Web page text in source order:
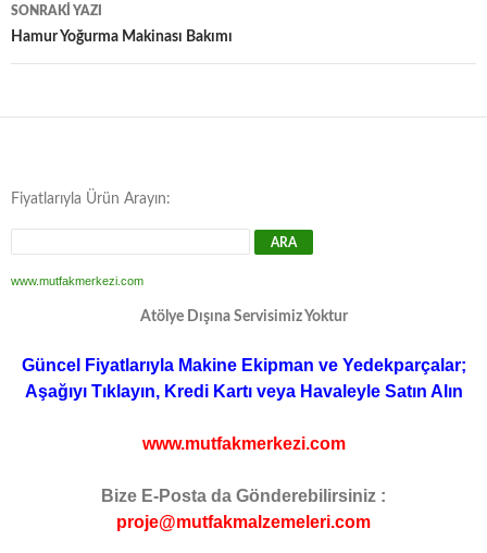
SONRAKI YAZI
Hamur Yoğurma Makinası Bakımı
Fiyatlarıyla Ürün Arayın:
www.mutfakmerkezi.com
Atölye Dışına Servisimiz Yoktur
Güncel Fiyatlarıyla Makine Ekipman ve Yedekparçalar;
Aşağıyı Tıklayın, Kredi Kartı veya Havaleyle Satın Alın
www.mutfakmerkezi.com
Bize E-Posta da Gönderebilirsiniz :
proje@mutfakmalzemeleri.com